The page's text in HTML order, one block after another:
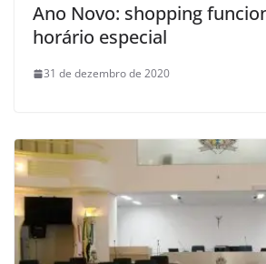
Ano Novo: shopping
horário especial
31 de dezembro de 2020